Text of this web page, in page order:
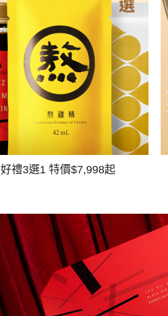
好禮3選1 特價$7,998起